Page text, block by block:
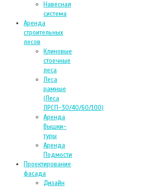
Навесная
система
Аренда
строительных
лесов
Клиновые
стоечные
леса
Леса
рамные
(Леса
ЛРСП-30/40/60/100)
Аренда
Вышки-
туры
Аренда
Подмости
Проектирование
фасада
Дизайн